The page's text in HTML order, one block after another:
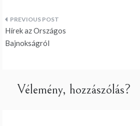
Bejegyzés
navigáció
Hírek az Országos
Bajnokságról
Vélemény, hozzászólás?